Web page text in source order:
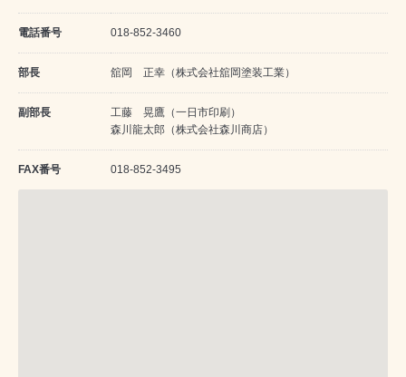
電話番号 018-852-3460
部長 舘岡 正幸（株式会社舘岡塗装工業）
副部長
工藤 晃鷹（一日市印刷）
森川龍太郎（株式会社森川商店）
FAX番号 018-852-3495